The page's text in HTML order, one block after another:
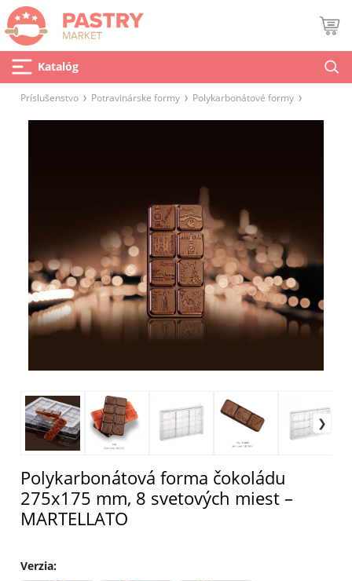
Katalóg
Príslušenstvo Potravinárske formy Polykarbonátové formy
Polykarbonátová forma čokoládu
275x175 mm, 8 svetových miest –
MARTELLATO
Verzia: